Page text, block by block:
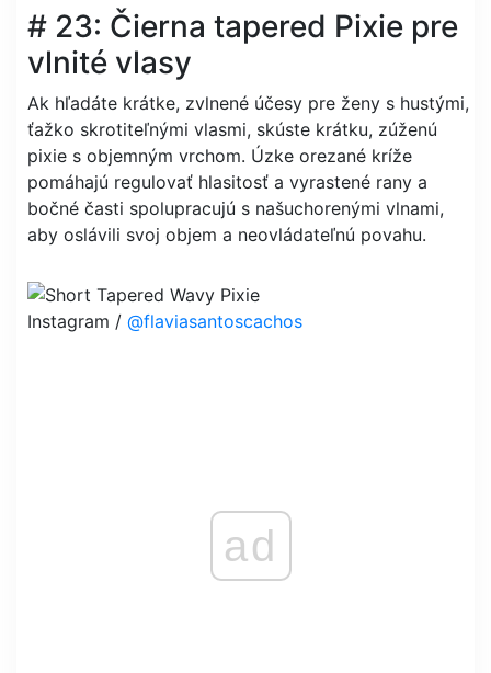
# 23: Čierna tapered Pixie pre
vlnité vlasy
Ak hľadáte krátke, zvlnené účesy pre ženy s hustými,
ťažko skrotiteľnými vlasmi, skúste krátku, zúženú
pixie s objemným vrchom. Úzke orezané kríže
pomáhajú regulovať hlasitosť a vyrastené rany a
bočné časti spolupracujú s našuchorenými vlnami,
aby oslávili svoj objem a neovládateľnú povahu.
Instagram / @flaviasantoscachos
ad